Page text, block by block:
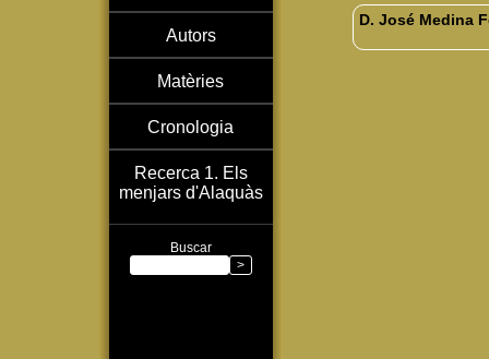
Autors
Matèries
Cronologia
Recerca 1. Els
menjars d'Alaquàs
Buscar
D. José Medina